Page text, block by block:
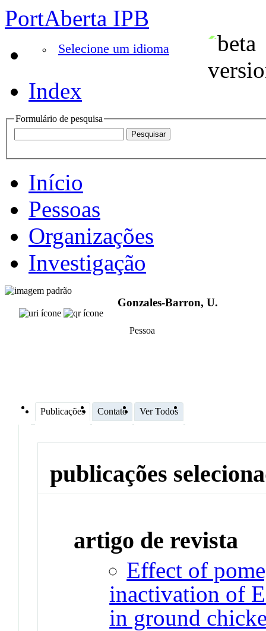
PortAberta IPB
Selecione um idioma
Index
Formulário de pesquisa
Início
Pessoas
Organizações
Investigação
Gonzales-Barron, U.
Pessoa
Publicações Contato Ver Todos
publicações
artigo de revista
Effect of
inactivation of
in ground